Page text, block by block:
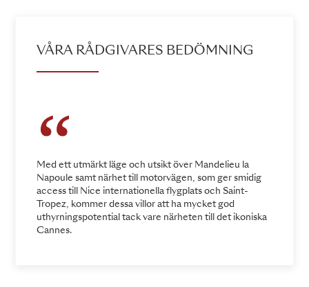
VÅRA RÅDGIVARES BEDÖMNING
Med ett utmärkt läge och utsikt över Mandelieu la
Napoule samt närhet till motorvägen, som ger smidig
access till Nice internationella flygplats och Saint-
Tropez, kommer dessa villor att ha mycket god
uthyrningspotential tack vare närheten till det ikoniska
Cannes.